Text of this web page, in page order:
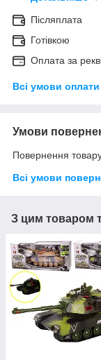
Післяплата
Готівкою
Оплата за
Всі умови оплати
Умови
Повернення
Всі умови
З цим товаром